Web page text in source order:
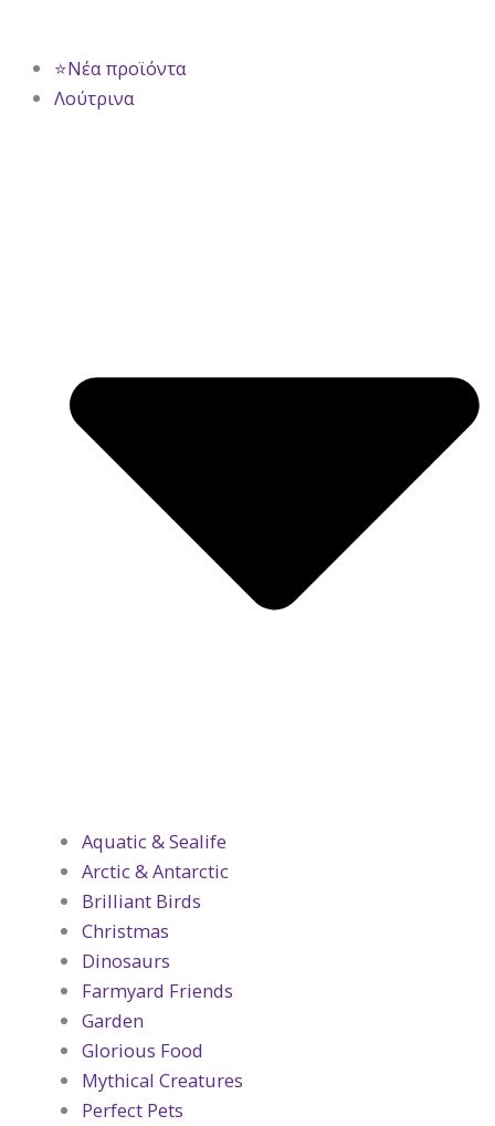
⭐Νέα προϊόντα
Λούτρινα
Aquatic & Sealife
Arctic & Antarctic
Brilliant Birds
Christmas
Dinosaurs
Farmyard Friends
Garden
Glorious Food
Mythical Creatures
Perfect Pets